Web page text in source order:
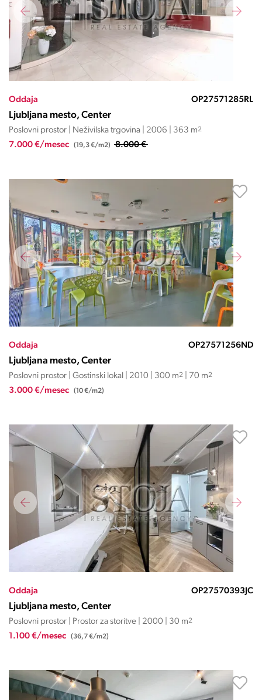
Oddaja OP27571285RL
Ljubljana mesto, Center
Poslovni prostor | Neživilska trgovina | 2006 | 363 m2
7.000 €/mesec (19,3 €/m2) 8.000 €
Oddaja OP27571256ND
Ljubljana mesto, Center
Poslovni prostor | Gostinski lokal | 2010 | 300 m2 | 70 m2
3.000 €/mesec (10 €/m2)
Oddaja OP27570393JC
Ljubljana mesto, Center
Poslovni prostor | Prostor za storitve | 2000 | 30 m2
1.100 €/mesec (36,7 €/m2)